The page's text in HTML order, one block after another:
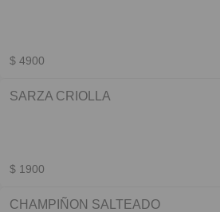
$ 4900
SARZA CRIOLLA
$ 1900
CHAMPIÑON SALTEADO